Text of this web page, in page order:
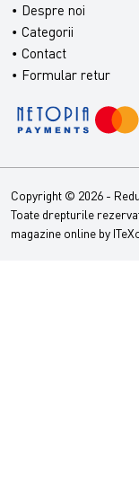
Despre noi
Categorii
Contact
Formular retur
Copyright © 2026 -
Toate drepturile
magazine online by